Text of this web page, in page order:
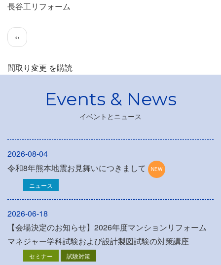
長谷工リフォーム
ペ
ー
送
前
ペ
ー
ジ
‹‹
間取り変更 を購読
イベントとニュース
2026-08-04
令和8年熊本地震お見舞いにつきまして
ニュース
2026-06-18
【会場決定のお知らせ】2026年度マンションリフォーム
マネジャー学科試験および設計製図試験の対策講座
セミナー 試験対策